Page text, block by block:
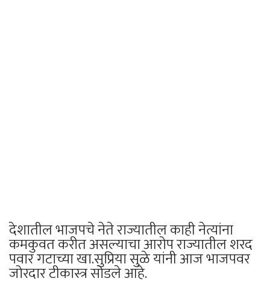
देशातील भाजपचे नेते राज्यातील काही नेत्यांना
कमकुवत करीत असल्याचा आरोप राज्यातील शरद
पवार गटाच्या खा.सुप्रिया सुळे यांनी आज भाजपवर
जोरदार टीकास्त्र सोडले आहे.